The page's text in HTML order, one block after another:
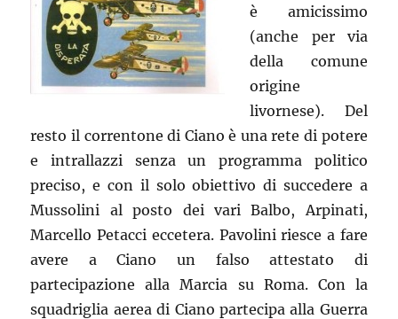
è amicissimo
(anche per via
della comune
origine
livornese). Del
resto il correntone di Ciano è una rete di potere
e intrallazzi senza un programma politico
preciso, e con il solo obiettivo di succedere a
Mussolini al posto dei vari Balbo, Arpinati,
Marcello Petacci eccetera. Pavolini riesce a fare
avere a Ciano un falso attestato di
partecipazione alla Marcia su Roma. Con la
squadriglia aerea di Ciano partecipa alla Guerra